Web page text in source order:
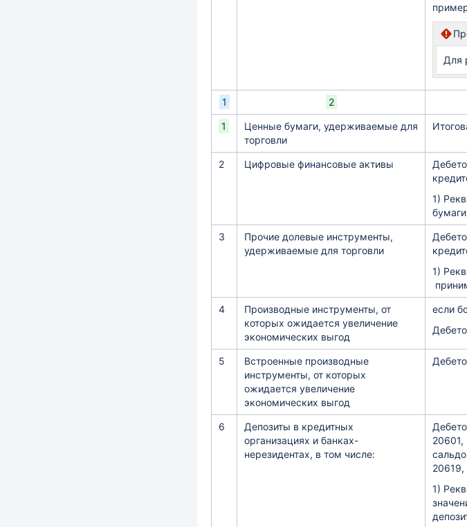
Для
1 2
1
Ценные бумаги, удерживаемые для
торговли
2 Цифровые финансовые активы
1)
3
Прочие долевые инструменты,
удерживаемые для торговли
1)
4
Производные инструменты, от
которых ожидается увеличение
экономических выгод
если
5
Встроенные производные
инструменты, от которых
ожидается увеличение
экономических выгод
6
Депозиты в кредитных
организациях и банках-
нерезидентах, в том числе:
20619,
1)